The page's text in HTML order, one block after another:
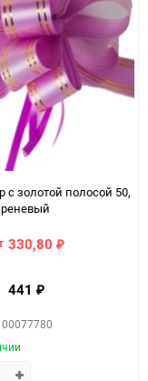
с золотой полосой 50,
330,80 ₽
441 ₽